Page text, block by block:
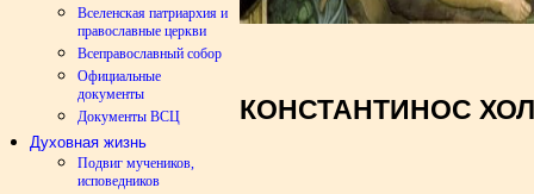
Вселенская патриархия и
православные церкви
Всеправославный собор
Официальные
документы
Документы ВСЦ
Духовная жизнь
Подвиг мучеников,
исповедников
КОНСТАНТИНОС